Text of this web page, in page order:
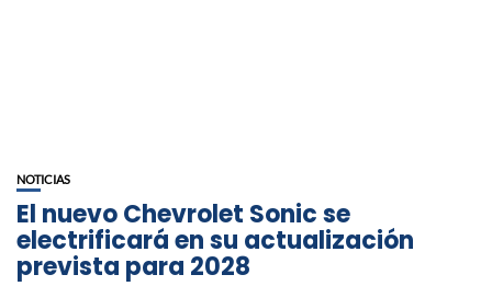
NOTICIAS
El nuevo Chevrolet Sonic se
electrificará en su actualización
prevista para 2028